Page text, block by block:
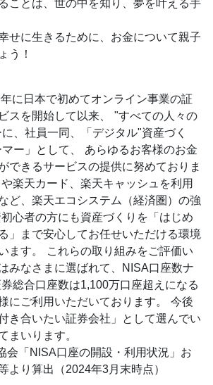
報は、本イベントのために利用いたし
車スペースや駐輪場はございませんの
共交通機関をご利用ください。
取材が入る場合がございます。また、
ト風景の撮影を行う場合がございま
ご参加の場合においてもイベント風景
む可能性がございます。
金融商品等の勧誘を行う可能性がござ
、 zoomにて行います。状況により
開催になる可能性がございますの
さい。
ことは、世の中を知り、夢を叶える手
せに生きるために、お金について親子
う！
に日本で初めてオンライン事業の証
スを開始して以来、 "すべての人々の
、社員一同、「デジタル"資産づく
ー」として、 あらゆるお客様のお金
できるサービスの提供に努めておりま
楽天カード、楽天キャッシュを利用
ど、楽天エコシステム（経済圏）の強
心者の方にも資産づくりを「はじめ
」まで安心してお任せいただける環境
ます。 これらの取り組みをご評価い
みなさまに選ばれて、NISA口座数ナ
総合口座数は1,100万口座超えになる
にご利用いただいております。 今後
き合いたい証券会社」として選んでい
まいります。
会「NISA口座の開設・利用状況」お
より算出（2024年3月末時点）